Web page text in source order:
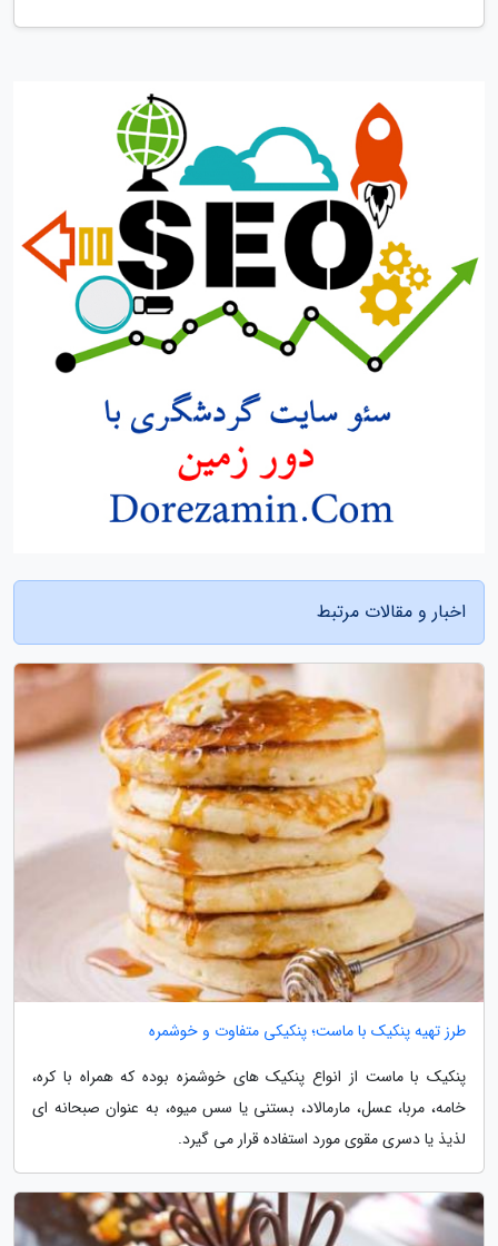
اخبار و مقالات مرتبط
طرز تهیه پنکیک با ماست؛ پنکیکی متفاوت و خوشمره
پنکیک با ماست از انواع پنکیک های خوشمزه بوده که همراه با کره،
خامه، مربا، عسل، مارمالاد، بستنی یا سس میوه، به عنوان صبحانه ای
لذیذ یا دسری مقوی مورد استفاده قرار می گیرد.